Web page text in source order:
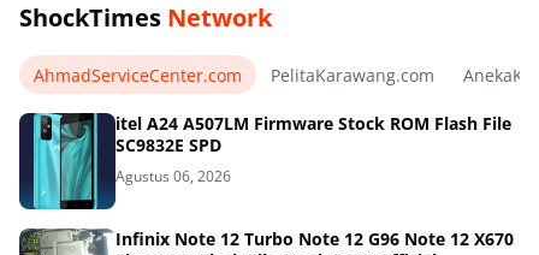
ShockTimes Network
AhmadServiceCenter.com PelitaKarawang.com
itel A24 A507LM Firmware Stock ROM Flash File
SC9832E SPD
Agustus 06, 2026
Infinix Note 12 Turbo Note 12 G96 Note 12 X670